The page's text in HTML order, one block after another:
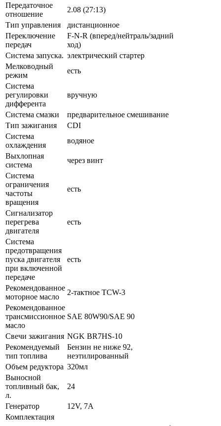
Передаточное
отношение
2.08 (27:13)
Тип управления
дистанционное
Переключение
передач
F-N-R (вперед/нейтраль/задний
ход)
Система запуска. электрический стартер
Мелководный
режим
есть
Система
регулировки
дифферента
вручную
Система смазки
предварительное смешивание
Тип зажигания
CDI
Система
охлаждения
водяное
Выхлопная
система
через винт
Система
ограничения
частоты
вращения
есть
Сигнализатор
перегрева
двигателя
есть
Система
предотвращения
пуска двигателя
при включенной
передаче
есть
Рекомендованное
моторное масло
2-тактное TCW-3
Рекомендованное
трансмиссионное
масло
SAE 80W90/SAE 90
Свечи зажигания NGK BR7HS-10
Рекомендуемый
тип топлива
Бензин не ниже 92,
неэтилированный
Объем редуктора 320мл
Выносной
топливный бак,
л.
24
Генератор
12V, 7A
Комплектация